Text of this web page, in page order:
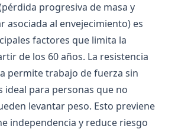
progresiva de masa y
asociada al envejecimiento) es
factores que limita la
de los 60 años. La resistencia
permite trabajo de fuerza sin
ideal para personas que no
levantar peso. Esto previene
independencia y reduce riesgo